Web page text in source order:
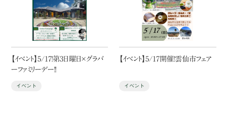
【イベント】5/17！第3日曜日×グラバ
ーファミリーデー！！
イベント
【イベント】5/17開催！雲仙市フェア
イベント